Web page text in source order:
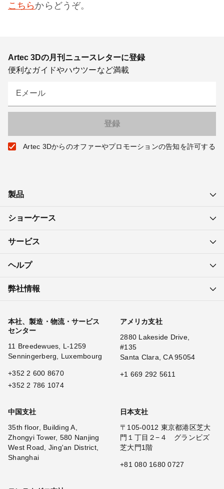
こちらからどうぞ。
Artec 3Dの月刊ニュースレターに登録
便利なガイドやハウツーなど満載
Eメール
Artec 3Dからのオファーやプロモーションの告知を許可する
製品
ショーケース
サービス
ヘルプ
弊社情報
本社、製造・物流・サービス
センター
11 Breedewues, L-1259
Senningerberg, Luxembourg
+352 2 600 8670
+352 2 786 1074
アメリカ支社
2880 Lakeside Drive,
#135
Santa Clara, CA 95054
+1 669 292 5611
中国支社
35th floor, Building A,
Zhongyi Tower, 580 Nanjing
West Road, Jing'an District,
Shanghai
日本支社
〒105-0012 東京都港区芝大
門１丁目２−４ グランビズ
芝大門1階
+81 080 1680 0727